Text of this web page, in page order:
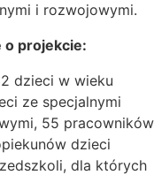
i rozwojowymi.
o projekcie:
dzieci w wieku
ze specjalnymi
55 pracowników
dzieci
dla których